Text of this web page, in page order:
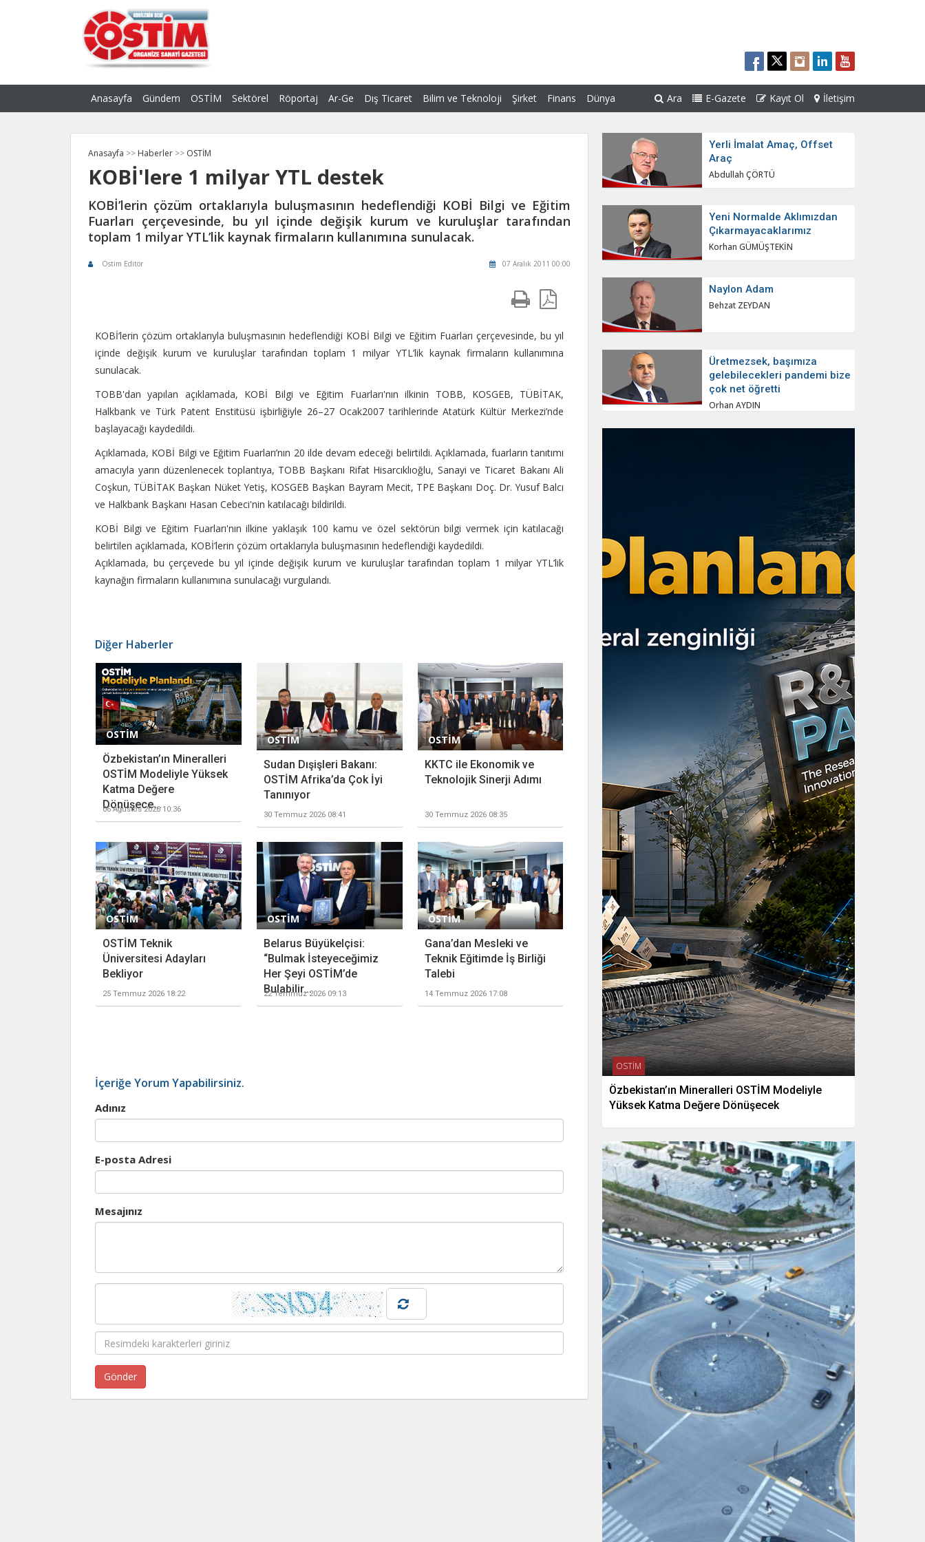
Anasayfa Gündem OSTİM Sektörel Röportaj Ar-Ge Dış Ticaret Bilim ve Teknoloji Şirket Finans Dünya Ara E-Gazete Kayıt Ol İletişim
Anasayfa >> Haberler >> OSTİM
KOBİ'lere 1 milyar YTL destek
KOBİ’lerin çözüm ortaklarıyla buluşmasının hedeflendiği KOBİ Bilgi ve Eğitim
Fuarları çerçevesinde, bu yıl içinde değişik kurum ve kuruluşlar tarafından
toplam 1 milyar YTL’lik kaynak firmaların kullanımına sunulacak.
Ostim Editör 07 Aralık 2011 00:00
KOBİ’lerin çözüm ortaklarıyla buluşmasının hedeflendiği KOBİ Bilgi ve Eğitim Fuarları çerçevesinde, bu yıl
içinde değişik kurum ve kuruluşlar tarafından toplam 1 milyar YTL’lik kaynak firmaların kullanımına
sunulacak.
TOBB'dan yapılan açıklamada, KOBİ Bilgi ve Eğitim Fuarları'nın ilkinin TOBB, KOSGEB, TÜBİTAK,
Halkbank ve Türk Patent Enstitüsü işbirliğiyle 26–27 Ocak2007 tarihlerinde Atatürk Kültür Merkezi’nde
başlayacağı kaydedildi.
Açıklamada, KOBİ Bilgi ve Eğitim Fuarları’nın 20 ilde devam edeceği belirtildi. Açıklamada, fuarların tanıtımı
amacıyla yarın düzenlenecek toplantıya, TOBB Başkanı Rifat Hisarcıklıoğlu, Sanayi ve Ticaret Bakanı Ali
Coşkun, TÜBİTAK Başkan Nüket Yetiş, KOSGEB Başkan Bayram Mecit, TPE Başkanı Doç. Dr. Yusuf Balcı
ve Halkbank Başkanı Hasan Cebeci'nin katılacağı bildirildi.
KOBİ Bilgi ve Eğitim Fuarları'nın ilkine yaklaşık 100 kamu ve özel sektörün bilgi vermek için katılacağı
belirtilen açıklamada, KOBİ’lerin çözüm ortaklarıyla buluşmasının hedeflendiği kaydedildi.
Açıklamada, bu çerçevede bu yıl içinde değişik kurum ve kuruluşlar tarafından toplam 1 milyar YTL’lik
kaynağın firmaların kullanımına sunulacağı vurgulandı.
Diğer Haberler
OSTİM
Özbekistan’ın Mineralleri
OSTİM Modeliyle Yüksek
Katma Değere
Dönüşece...
06 Ağustos 2026 10:36
OSTİM
Sudan Dışişleri Bakanı:
OSTİM Afrika’da Çok İyi
Tanınıyor
30 Temmuz 2026 08:41
OSTİM
KKTC ile Ekonomik ve
Teknolojik Sinerji Adımı
30 Temmuz 2026 08:35
OSTİM
OSTİM Teknik
Üniversitesi Adayları
Bekliyor
25 Temmuz 2026 18:22
OSTİM
Belarus Büyükelçisi:
“Bulmak İsteyeceğimiz
Her Şeyi OSTİM’de
Bulabilir...
22 Temmuz 2026 09:13
OSTİM
Gana’dan Mesleki ve
Teknik Eğitimde İş Birliği
Talebi
14 Temmuz 2026 17:08
İçeriğe Yorum Yapabilirsiniz.
Adınız
E-posta Adresi
Mesajınız
Yerli İmalat Amaç, Offset
Araç
Abdullah ÇÖRTÜ
Yeni Normalde Aklımızdan
Çıkarmayacaklarımız
Korhan GÜMÜŞTEKİN
Naylon Adam
Behzat ZEYDAN
Üretmezsek, başımıza
gelebilecekleri pandemi bize
çok net öğretti
Orhan AYDIN
OSTİM
Özbekistan’ın Mineralleri OSTİM Modeliyle
Yüksek Katma Değere Dönüşecek